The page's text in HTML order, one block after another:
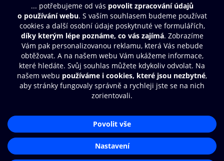
Obsah ke stažení
Moje O2 Knihovna
Další zábava
© O2 Czech Republic a.s.
Přístupnost
Zásady zpracování osobních údajůAplikace O2 Knihovna
Čti a poslouchej své e-knihy a
audioknihy rychleji a pohodlněji.